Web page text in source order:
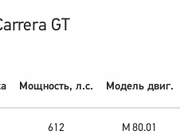
GT
Мощность, л.с. Модель двиг.
612 M 80.01